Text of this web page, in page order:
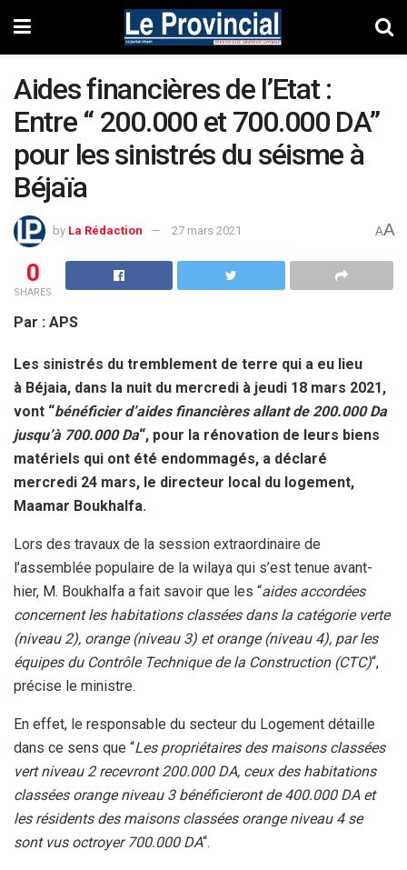
Aides financières de l’Etat :
Entre “ 200.000 et 700.000 DA”
pour les sinistrés du séisme à
Béjaïa
by La Rédaction 27 mars 2021 AA
0
SHARES
Par : APS
Les sinistrés du tremblement de terre qui a eu lieu
à Béjaia, dans la nuit du mercredi à jeudi 18 mars 2021,
vont “bénéficier d’aides financières allant de 200.000 Da
jusqu’à 700.000 Da“, pour la rénovation de leurs biens
matériels qui ont été endommagés, a déclaré
mercredi 24 mars, le directeur local du logement,
Maamar Boukhalfa.
Lors des travaux de la session extraordinaire de
l’assemblée populaire de la wilaya qui s’est tenue avant-
hier, M. Boukhalfa a fait savoir que les “aides accordées
concernent les habitations classées dans la catégorie verte
(niveau 2), orange (niveau 3) et orange (niveau 4), par les
équipes du Contrôle Technique de la Construction (CTC)“,
précise le ministre.
En effet, le responsable du secteur du Logement détaille
dans ce sens que “Les propriétaires des maisons classées
vert niveau 2 recevront 200.000 DA, ceux des habitations
classées orange niveau 3 bénéficieront de 400.000 DA et
les résidents des maisons classées orange niveau 4 se
sont vus octroyer 700.000 DA“.